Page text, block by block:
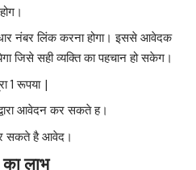
नंबर लिंक करना होगा। इससे आवेदक
जिसे सही व्यक्ति का पहचान हो सकेग।
1 रूपया |
आवेदन कर सकते ह।
सकते है आवेद।
लाभ